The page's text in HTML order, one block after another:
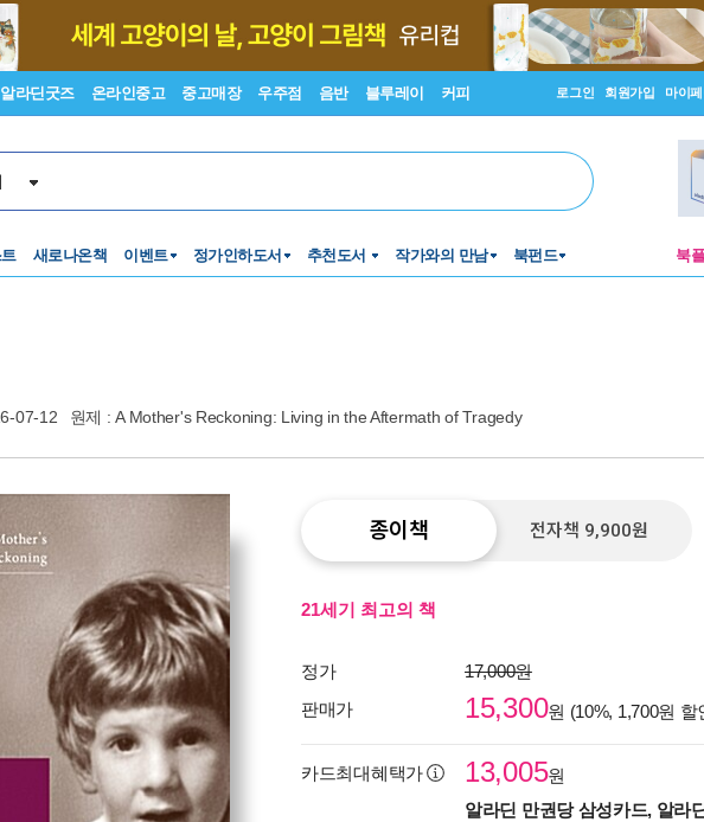
알라딘굿즈 온라인중고 중고매장 우주점 음반 블루레이 커피 로그인 회원가입 마이
새로나온책 이벤트 정가인하도서 추천도서 작가와의 만남 북펀드 북
07-12 원제 : A Mother's Reckoning: Living in the Aftermath of Tragedy
종이책 전자책 9,900원
21세기 최고의 책
정가
17,000원
판매가
15,300원 (10%, 1,700원 할
카드최대혜택가 13,005원
알라딘 만권당 삼성카드, 알라